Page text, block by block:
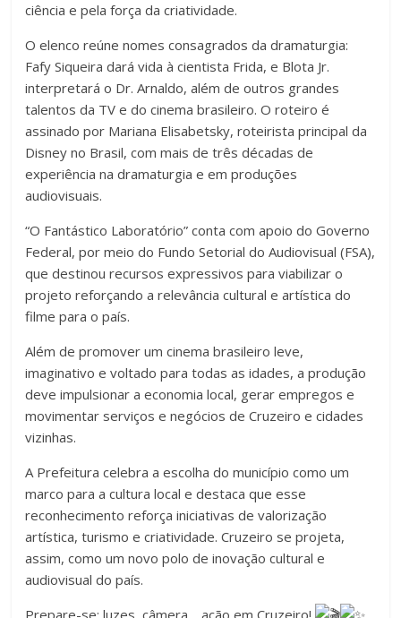
ciência e pela força da criatividade.
O elenco reúne nomes consagrados da dramaturgia:
Fafy Siqueira dará vida à cientista Frida, e Blota Jr.
interpretará o Dr. Arnaldo, além de outros grandes
talentos da TV e do cinema brasileiro. O roteiro é
assinado por Mariana Elisabetsky, roteirista principal da
Disney no Brasil, com mais de três décadas de
experiência na dramaturgia e em produções
audiovisuais.
“O Fantástico Laboratório” conta com apoio do Governo
Federal, por meio do Fundo Setorial do Audiovisual (FSA),
que destinou recursos expressivos para viabilizar o
projeto reforçando a relevância cultural e artística do
filme para o país.
Além de promover um cinema brasileiro leve,
imaginativo e voltado para todas as idades, a produção
deve impulsionar a economia local, gerar empregos e
movimentar serviços e negócios de Cruzeiro e cidades
vizinhas.
A Prefeitura celebra a escolha do município como um
marco para a cultura local e destaca que esse
reconhecimento reforça iniciativas de valorização
artística, turismo e criatividade. Cruzeiro se projeta,
assim, como um novo polo de inovação cultural e
audiovisual do país.